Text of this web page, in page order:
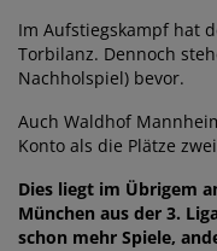
Im Aufstiegskampf hat
Torbilanz. Dennoch
Nachholspiel) bevor.
Auch Waldhof
Konto als die Plätze
Dies liegt im Übrigem
München aus der 3.
schon mehr Spiele,